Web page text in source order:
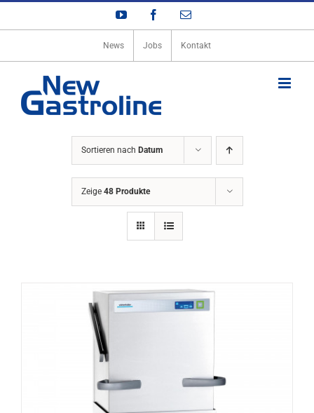
Zum
YouTube Facebook
E-
News Jobs Kontakt
Sortieren nach Datum
Zeige 48 Produkte